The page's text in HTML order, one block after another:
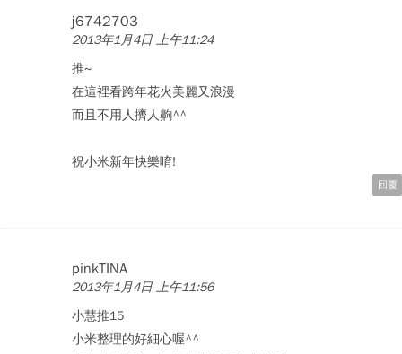
j6742703
2013年1月4日 上午11:24
推~
在這裡看跨年花火美麗又浪漫
而且不用人擠人齁^^
祝小米新年快樂唷!
回覆
pinkTINA
2013年1月4日 上午11:56
小慧推15
小米整理的好細心喔^^